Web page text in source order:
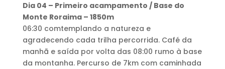
Dia 04 – Primeiro acampamento / Base do
Monte Roraima – 1850m
06:30 comtemplando a natureza e
agradecendo cada trilha percorrida. Café da
manhã e saída por volta das 08:00 rumo à base
da montanha. Percurso de 7km com caminhada